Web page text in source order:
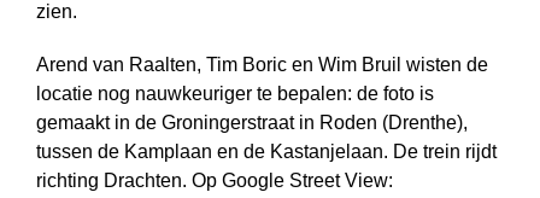
zien.
Arend van Raalten, Tim Boric en Wim Bruil wisten de
locatie nog nauwkeuriger te bepalen: de foto is
gemaakt in de Groningerstraat in Roden (Drenthe),
tussen de Kamplaan en de Kastanjelaan. De trein rijdt
richting Drachten. Op Google Street View: